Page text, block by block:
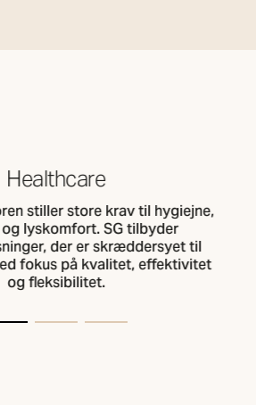
Healthcare
stiller store krav til hygiejne,
lyskomfort. SG tilbyder
der er skræddersyet til
fokus på kvalitet, effektivitet
og fleksibilitet.